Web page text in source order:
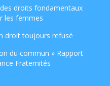
droits fondamentaux
les femmes
droit toujours refusé
du commun » Rapport
Fraternités